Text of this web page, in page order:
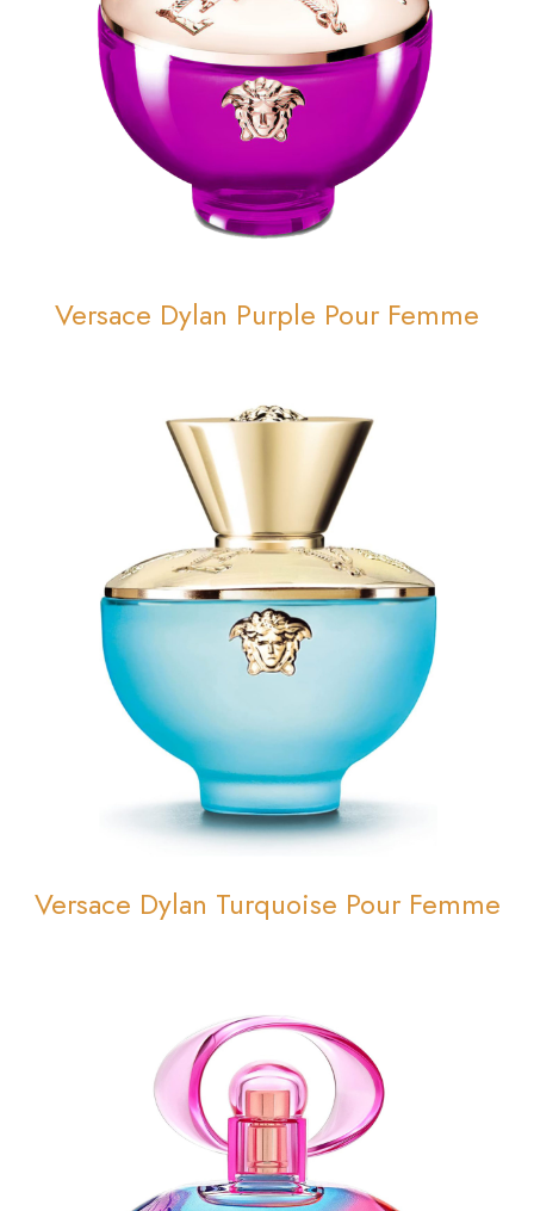
Versace Dylan Purple Pour Femme
Versace Dylan Turquoise Pour Femme